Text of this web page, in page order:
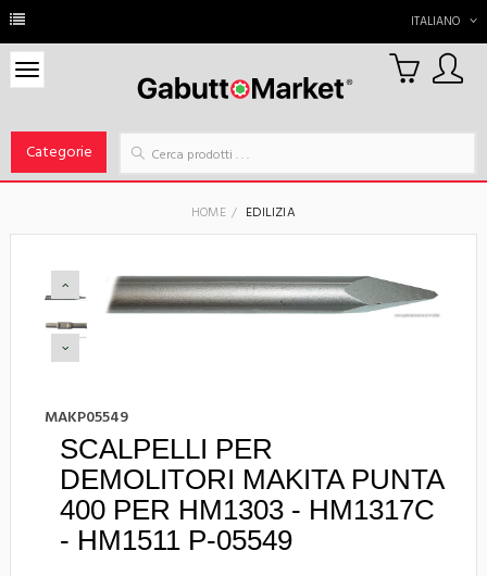
ITALIANO
Categorie
0
Carrello
HOME EDILIZIA
MAKP05549
SCALPELLI PER
DEMOLITORI MAKITA PUNTA
400 PER HM1303 - HM1317C
- HM1511 P-05549